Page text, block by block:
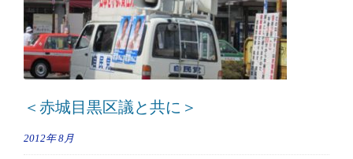
＜赤城目黒区議と共に＞
2012年 8月